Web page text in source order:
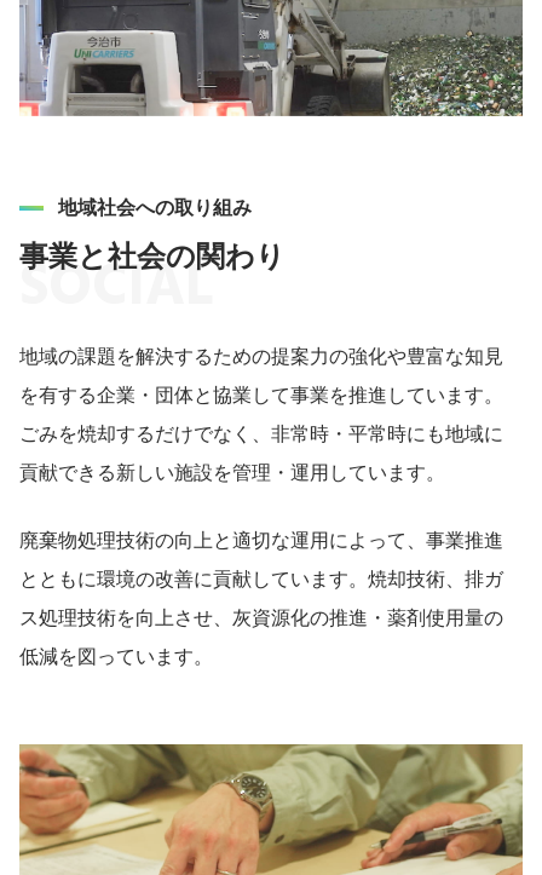
SOCIAL
地域社会への取り組み
事業と社会の関わり
地域の課題を解決するための提案力の強化や豊富な知見
を有する企業・団体と協業して事業を推進しています。
ごみを焼却するだけでなく、非常時・平常時にも地域に
貢献できる新しい施設を管理・運用しています。
廃棄物処理技術の向上と適切な運用によって、事業推進
とともに環境の改善に貢献しています。焼却技術、排ガ
ス処理技術を向上させ、灰資源化の推進・薬剤使用量の
低減を図っています。